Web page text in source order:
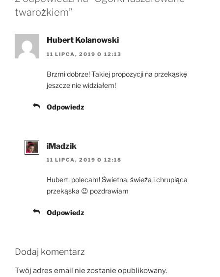
twarożkiem”
Hubert Kolanowski
11 LIPCA, 2019 O 12:13
Brzmi dobrze! Takiej propozycji na przekąskę
jeszcze nie widziałem!
Odpowiedz
iMadzik
11 LIPCA, 2019 O 12:18
Hubert, polecam! Świetna, świeża i chrupiąca
przekąska 😉 pozdrawiam
Odpowiedz
Dodaj komentarz
Twój adres email nie zostanie opublikowany.